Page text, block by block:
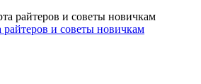
и советы новичкам